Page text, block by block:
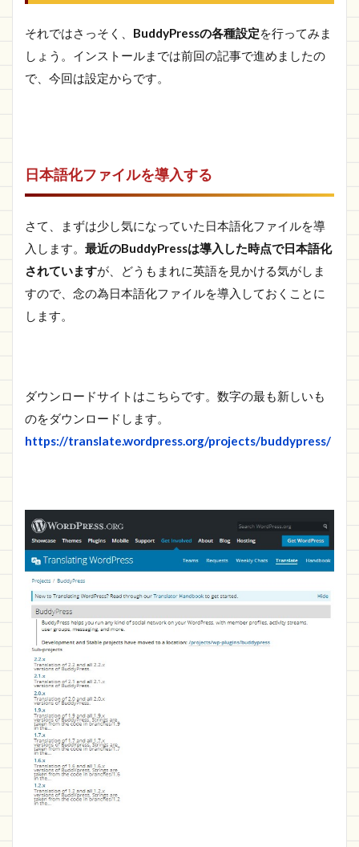
それではさっそく、 BuddyPressの各種設定を行ってみま
しょう。インストールまでは前回の記事で進めましたの
で、今回は設定からです。
日本語化ファイルを導入する
さて、まずは少し気になっていた日本語化ファイルを導
入します。 最近のBuddyPressは導入した時点で日本語化
されていますが、どうもまれに英語を見かける気がしま
すので、念の為日本語化ファイルを導入しておくことに
します。
ダウンロードサイトはこちらです。 数字の最も新しいも
のをダウンロードします。
https://translate.wordpress.org/projects/buddypress/